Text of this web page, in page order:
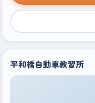
平和橋自動車教習所